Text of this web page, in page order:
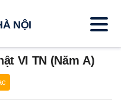
VI TN (Năm A)
NỘI